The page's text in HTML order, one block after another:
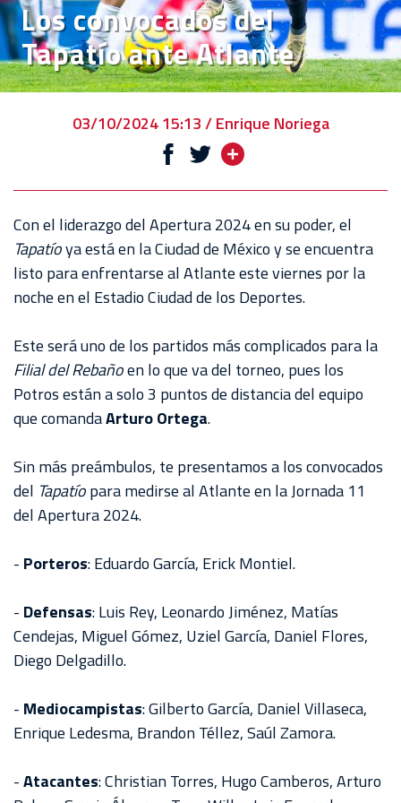
EVENTOS
DEPORTIVOS
REBAÑO
CHIVAS
CHIVASTV
ESTADIO
AKRON
ESTADIO
AKRON
Los convocados del
Tapatío ante Atlante
03/10/2024 15:13 / Enrique Noriega
Con el liderazgo del Apertura 2024 en su poder, el
Tapatíoya está en la Ciudad de México y se encuentra
listo para enfrentarse al Atlante este viernes por la
noche en el Estadio Ciudad de los Deportes.
Este será uno de los partidos más complicados para la
Filial del Rebañoen lo que va del torneo, pues los
Potros están a solo 3 puntos de distancia del equipo
que comandaArturo Ortega.
Sin más preámbulos, te presentamos a los convocados
del Tapatíopara medirse al Atlante en la Jornada 11
del Apertura 2024.
- Porteros: Eduardo García, Erick Montiel.
- Defensas: Luis Rey, Leonardo Jiménez, Matías
Cendejas, Miguel Gómez, Uziel García, Daniel Flores,
Diego Delgadillo.
- Mediocampistas: Gilberto García, Daniel Villaseca,
Enrique Ledesma, Brandon Téllez, Saúl Zamora.
-Atacantes: Christian Torres, Hugo Camberos, Arturo